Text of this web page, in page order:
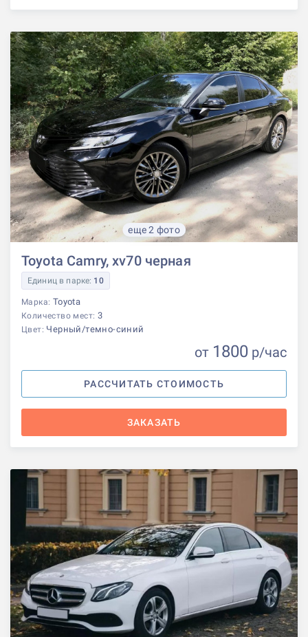
еще 2 фото
Toyota Camry, xv70 черная
Единиц в парке: 10
Марка: Toyota
Количество мест: 3
Цвет: Черный/темно-синий
от 1800 р/час
РАССЧИТАТЬ СТОИМОСТЬ
ЗАКАЗАТЬ